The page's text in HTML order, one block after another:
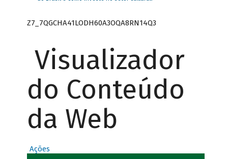
Z7_7QGCHA41LODH60A3OQA8RN14Q3
Visualizador
do Conteúdo
da Web
Ações